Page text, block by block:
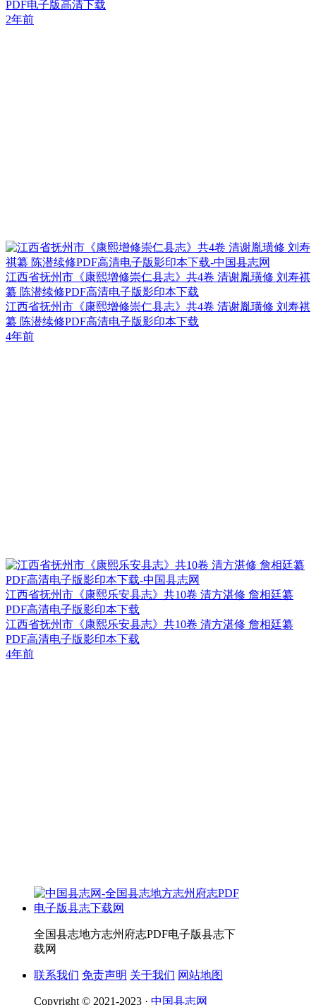
PDF电子版高清下载
2年前
江西省抚州市《康熙增修崇仁县志》共4卷 清谢胤璜修 刘寿祺
纂 陈潜续修PDF高清电子版影印本下载
江西省抚州市《康熙增修崇仁县志》共4卷 清谢胤璜修 刘寿祺
纂 陈潜续修PDF高清电子版影印本下载
4年前
江西省抚州市《康熙乐安县志》共10卷 清方湛修 詹相廷纂
PDF高清电子版影印本下载
江西省抚州市《康熙乐安县志》共10卷 清方湛修 詹相廷纂
PDF高清电子版影印本下载
4年前
全国县志地方志州府志PDF电子版县志下
载网
联系我们 免责声明 关于我们 网站地图
Copyright © 2021-2023 · 中国县志网